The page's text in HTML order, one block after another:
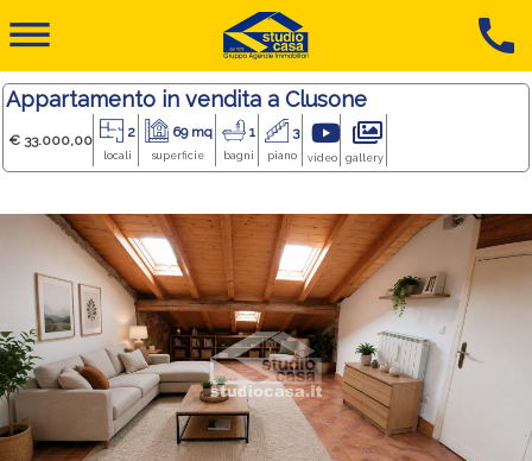
dehaze call
Appartamento in vendita a Clusone
€ 33.000,00 2
locali
69 mq
superficie
1
bagni
3
piano video gallery